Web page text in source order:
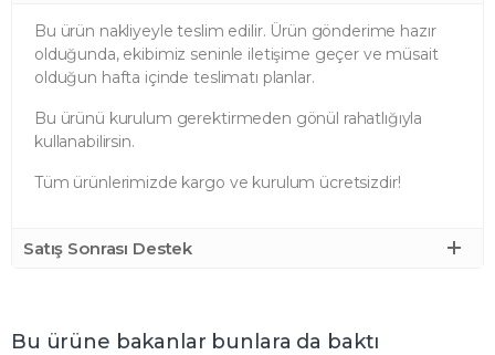
Bu ürün nakliyeyle teslim edilir. Ürün gönderime hazır
olduğunda, ekibimiz seninle iletişime geçer ve müsait
olduğun hafta içinde teslimatı planlar.
Bu ürünü kurulum gerektirmeden gönül rahatlığıyla
kullanabilirsin.
Tüm ürünlerimizde kargo ve kurulum ücretsizdir!
Satış Sonrası Destek
Bu ürüne bakanlar bunlara da baktı